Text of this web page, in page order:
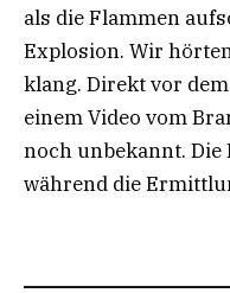
als die Flammen
Explosion. Wir
klang. Direkt vor
einem Video vom
noch unbekannt.
während die